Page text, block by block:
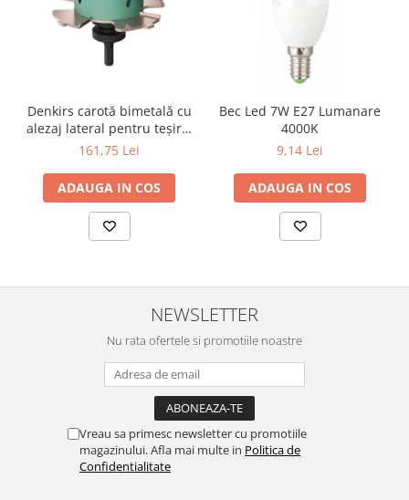
Denkirs carotă bimetală cu
alezaj lateral pentru teșire,
70×115 mm
161,75 Lei
ADAUGA IN COS
Bec Led 7W E27 Lumanare
4000K
9,14 Lei
ADAUGA IN COS
NEWSLETTER
Nu rata ofertele si promotiile noastre
Vreau sa primesc newsletter cu promotiile
magazinului. Afla mai multe in Politica de
Confidentialitate